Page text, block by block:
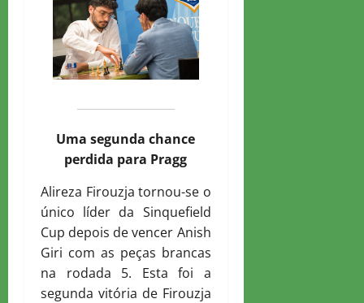
Uma segunda chance
perdida para Pragg
Alireza Firouzja tornou-se o
único líder da Sinquefield
Cup depois de vencer Anish
Giri com as peças brancas
na rodada 5. Esta foi a
segunda vitória de Firouzja